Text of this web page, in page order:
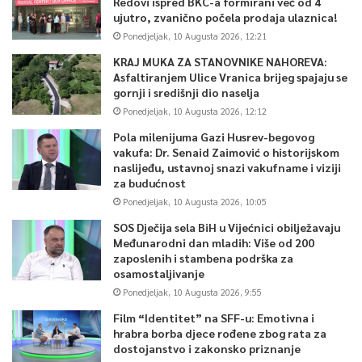
nisu Srbi, npr. Židove ali i sve druge o kojima se moram
pobrinuti. Zato svima poručujem: Samo opušteno! – poručio je.
Rusija i Kina su najavile da će i dalje nastojati oslabiti funkciju
visokog predstavnika i zatvore OHR sljedeće godine, a Schmidt,
“uz dužno poštovanje” naglašava da o visokom predstavniku
ne odlučuje Vijeće sigurnosti, to je stvar država-potpisnica
Dejtonskog mirovnog ugovora.
– Snaga koju crpim, ne dolazi samo iz zajedničkog europskog
opredjeljenja nego i iz činjenice da su se na scenu vratile SAD, s
jasnom okrenutošću zapadnom Balkanu. Cijenim rad
predsjednika Bidena tijekom svih proteklih godina i desetljeća
koliko se poznajemo. A tu je i Vijeće sigurnosti UN-a, kojem
podnosim izvještaje i koje će okončati rad OHR-a kada OHR više
ne bude neophodan, na primjer kada BiH postane članica EU –
kazao je.
ujutro, zvanično počela prodaja ulaznica!
Ponedjeljak, 10 Augusta 2026, 12:21
KRAJ MUKA ZA STANOVNIKE NAHOREVA:
Asfaltiranjem Ulice Vranica brijeg spajaju se
gornji i središnji dio naselja
Ponedjeljak, 10 Augusta 2026, 12:12
Pola milenijuma Gazi Husrev-begovog
vakufa: Dr. Senaid Zaimović o historijskom
naslijeđu, ustavnoj snazi vakufname i viziji
za budućnost
Ponedjeljak, 10 Augusta 2026, 10:05
SOS Dječija sela BiH u Vijećnici obilježavaju
Međunarodni dan mladih: Više od 200
zaposlenih i stambena podrška za
osamostaljivanje
Ponedjeljak, 10 Augusta 2026, 9:55
Film “Identitet” na SFF-u: Emotivna i
hrabra borba djece rođene zbog rata za
dostojanstvo i zakonsko priznanje